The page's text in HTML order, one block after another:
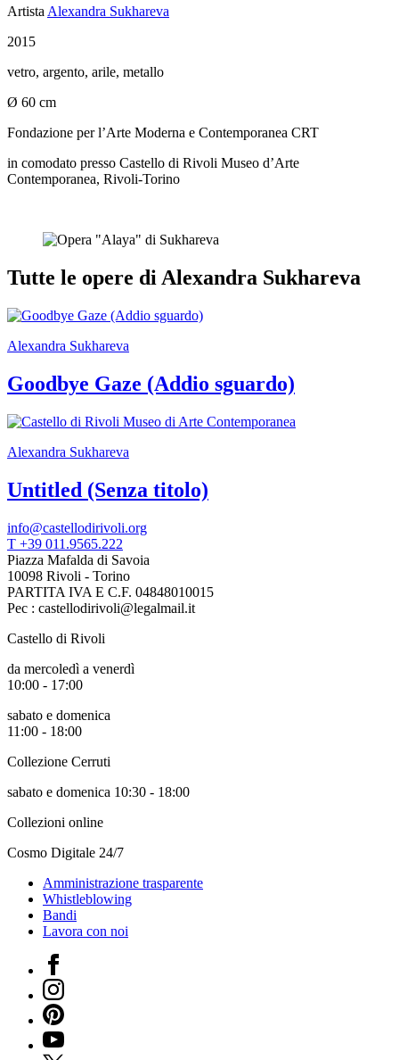
del
EN
Accessibilità
Educazione
Educazione
News
Dipartimento
Educazione
Ricerca
Visite
Progetto
School
Speciali
EN
Ricerca
Storia
Sedi
Tutte
le
sedi
Castello
Manica
Lunga
Villa
Cerruti
Cosmo
EN
Biglietti
Shop
siamo
Area
Organizza
tuo
evento
trasparente
Whistleblowing
Sostieni
il
museo
EN
ArtistaAlexandra Sukhareva
2015
vetro, argento, arile, metallo
Ø 60 cm
Fondazione per l’Arte Moderna e Contemporanea CRT
in comodato presso Castello di Rivoli Museo d’Arte
Contemporanea, Rivoli-Torino
Tutte le opere di Alexandra Sukhareva
Alexandra Sukhareva
Goodbye Gaze (Addio sguardo)
Alexandra Sukhareva
Untitled (Senza titolo)
info@castellodirivoli.org
T +39 011.9565.222
Piazza Mafalda di Savoia
10098 Rivoli - Torino
PARTITA IVA E C.F. 04848010015
Pec : castellodirivoli@legalmail.it
Castello di Rivoli
da mercoledì a venerdì
10:00 - 17:00
sabato e domenica
11:00 - 18:00
Collezione Cerruti
sabato e domenica 10:30 - 18:00
Collezioni online
Cosmo Digitale 24/7
Amministrazione trasparente
Whistleblowing
Bandi
Lavora con noi
Facebook
Instagram
Pinterest
YouTube